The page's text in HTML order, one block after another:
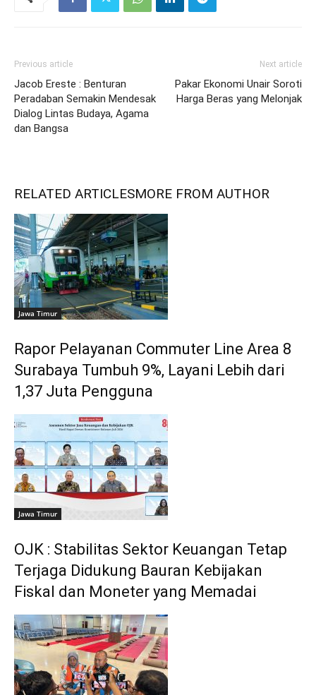
Previous article
Jacob Ereste : Benturan
Peradaban Semakin Mendesak
Dialog Lintas Budaya, Agama
dan Bangsa
Next article
Pakar Ekonomi Unair Soroti
Harga Beras yang Melonjak
RELATED ARTICLESMORE FROM AUTHOR
Jawa Timur
Rapor Pelayanan Commuter Line Area 8
Surabaya Tumbuh 9%, Layani Lebih dari
1,37 Juta Pengguna
Jawa Timur
OJK : Stabilitas Sektor Keuangan Tetap
Terjaga Didukung Bauran Kebijakan
Fiskal dan Moneter yang Memadai